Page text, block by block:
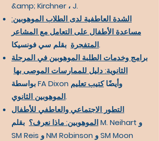
&amp; Kirchner ، J.
الشدة العاطفية لدى الطلاب الموهوبين:
مساعدة الأطفال على التعامل مع المشاعر
المتفجرةبقلم سي فونسيكا.
برامج وخدمات الطلبة الموهوبين في المرحلة
الثانوية: دليل للممارسات الموصى بها
بواسطة FA Dixon وأيضًاكتيب تعليم
الموهوبين الثانوي.
التطور الاجتماعي والعاطفي للأطفال
الموهوبين: ماذا نعرف؟ بقلم M. Neihart و
SM Reis و NM Robinson و SM Moon